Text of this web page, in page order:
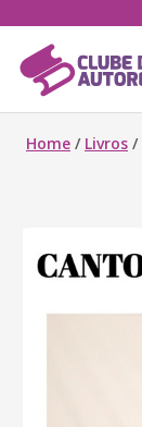
Home / Livros /